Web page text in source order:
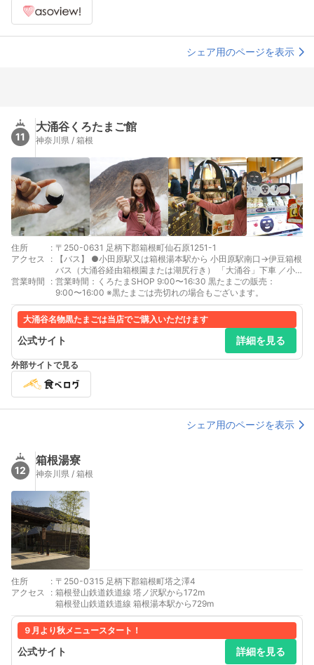
シェア用のページを表示
11
大涌谷くろたまご館
神奈川県 / 箱根
住所 : 〒250-0631 足柄下郡箱根町仙石原1251-1
アクセス
:
【バス】 ●小田原駅又は箱根湯本駅から 小田原駅南口→伊豆箱根
バス（大涌谷経由箱根園または湖尻行き） 「大涌谷」下車 ／小
田原駅から約50分、箱根湯本から約35分 又は、早雲山駅、桃
源台までバスで行きロープウェイ利用で大涌谷まで着きます。
営業時間 : 営業時間：くろたまSHOP 9:00〜16:30 黒たまごの販売：
9:00〜16:00 ※黒たまごは売切れの場合もございます。
大涌谷名物黒たまごは当店でご購入いただけます
公式サイト 詳細を見る
外部サイトで見る
シェア用のページを表示
12
箱根湯寮
神奈川県 / 箱根
住所 : 〒250-0315 足柄下郡箱根町塔之澤4
アクセス
: 箱根登山鉄道鉄道線 塔ノ沢駅から172m
箱根登山鉄道鉄道線 箱根湯本駅から729m
９月より秋メニュースタート！
公式サイト 詳細を見る